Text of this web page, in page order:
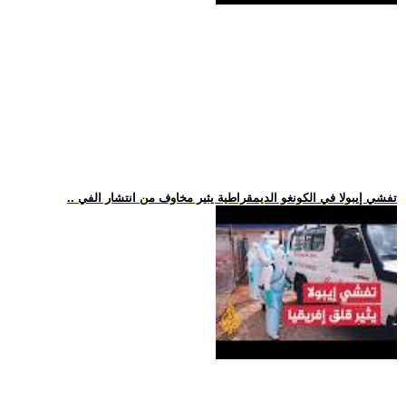
.. تفشي إيبولا في الكونغو الديمقراطية يثير مخاوف من انتشار الفي